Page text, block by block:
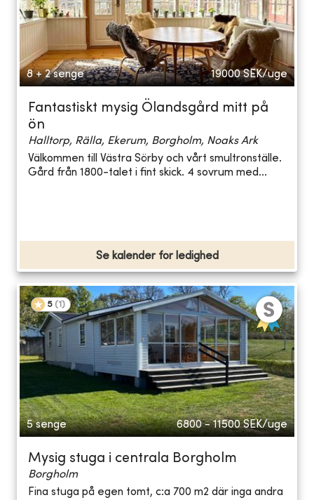
8 + 2 senge 19000 SEK/uge
Fantastiskt mysig Ölandsgård mitt på
ön
Halltorp, Rälla, Ekerum, Borgholm, Noaks Ark
Välkommen till Västra Sörby och vårt smultronställe.
Gård från 1800-talet i fint skick. 4 sovrum med...
Se kalender for ledighed
5 (1 )
5 senge 6800 - 11500 SEK/uge
Mysig stuga i centrala Borgholm
Borgholm
Fina stuga på egen tomt, c:a 700 m2 där inga andra